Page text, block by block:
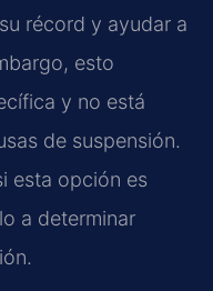
récord y ayudar a
esto
y no está
de suspensión.
esta opción es
a determinar